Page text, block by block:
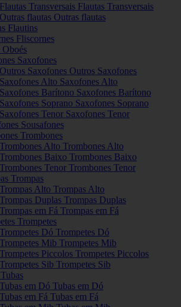
Flautas Transversais
Outras flautas
Flautins
Fliscornes
Oboés
Saxofones
Outros Saxofones
Saxofones Alto
Saxofones Barítono
Saxofones Soprano
Saxofones Tenor
Sousafones
Trombones
Trombones Alto
Trombones Baixo
Trombones Tenor
Trompas
Trompas Alto
Trompas Duplas
Trompas em Fá
Trompetes
Trompetes Dó
Trompetes Mib
Trompetes Piccolos
Trompetes Sib
Tubas
Tubas em Dó
Tubas em Fá